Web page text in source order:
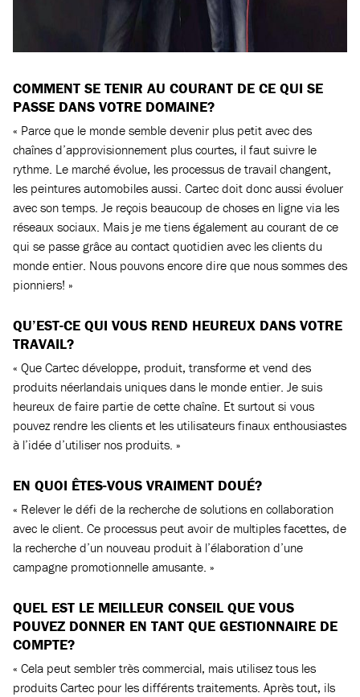
COMMENT SE TENIR AU COURANT DE CE QUI SE
PASSE DANS VOTRE DOMAINE?
« Parce que le monde semble devenir plus petit avec des
chaînes d’approvisionnement plus courtes, il faut suivre le
rythme. Le marché évolue, les processus de travail changent,
les peintures automobiles aussi. Cartec doit donc aussi évoluer
avec son temps. Je reçois beaucoup de choses en ligne via les
réseaux sociaux. Mais je me tiens également au courant de ce
qui se passe grâce au contact quotidien avec les clients du
monde entier. Nous pouvons encore dire que nous sommes des
pionniers! »
QU’EST-CE QUI VOUS REND HEUREUX DANS VOTRE
TRAVAIL?
« Que Cartec développe, produit, transforme et vend des
produits néerlandais uniques dans le monde entier. Je suis
heureux de faire partie de cette chaîne. Et surtout si vous
pouvez rendre les clients et les utilisateurs finaux enthousiastes
à l’idée d’utiliser nos produits. »
EN QUOI ÊTES-VOUS VRAIMENT DOUÉ?
« Relever le défi de la recherche de solutions en collaboration
avec le client. Ce processus peut avoir de multiples facettes, de
la recherche d’un nouveau produit à l’élaboration d’une
campagne promotionnelle amusante. »
QUEL EST LE MEILLEUR CONSEIL QUE VOUS
POUVEZ DONNER EN TANT QUE GESTIONNAIRE DE
COMPTE?
« Cela peut sembler très commercial, mais utilisez tous les
produits Cartec pour les différents traitements. Après tout, ils